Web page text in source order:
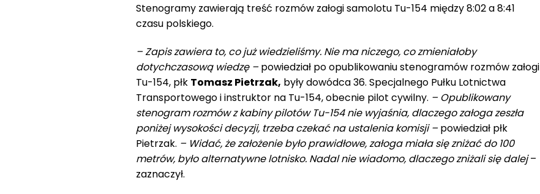
Stenogramy zawierają treść rozmów załogi samolotu Tu-154 między 8:02 a 8:41
czasu polskiego.
– Zapis zawiera to, co już wiedzieliśmy. Nie ma niczego, co zmieniałoby
dotychczasową wiedzę – powiedział po opublikowaniu stenogramów rozmów załogi
Tu-154, płk Tomasz Pietrzak, były dowódca 36. Specjalnego Pułku Lotnictwa
Transportowego i instruktor na Tu-154, obecnie pilot cywilny. – Opublikowany
stenogram rozmów z kabiny pilotów Tu-154 nie wyjaśnia, dlaczego załoga zeszła
poniżej wysokości decyzji, trzeba czekać na ustalenia komisji – powiedział płk
Pietrzak. – Widać, że założenie było prawidłowe, załoga miała się zniżać do 100
metrów, było alternatywne lotnisko. Nadal nie wiadomo, dlaczego zniżali się dalej–
zaznaczył.